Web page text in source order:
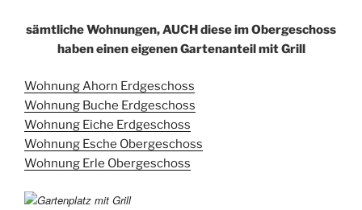
sämtliche Wohnungen, AUCH diese im Obergeschoss
haben einen eigenen Gartenanteil mit Grill
Wohnung Ahorn Erdgeschoss
Wohnung Buche Erdgeschoss
Wohnung Eiche Erdgeschoss
Wohnung Esche Obergeschoss
Wohnung Erle Obergeschoss